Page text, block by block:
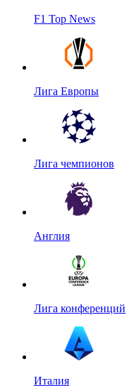
F1 Top News
Лига Европы
Лига чемпионов
Англия
Лига конференций
Италия